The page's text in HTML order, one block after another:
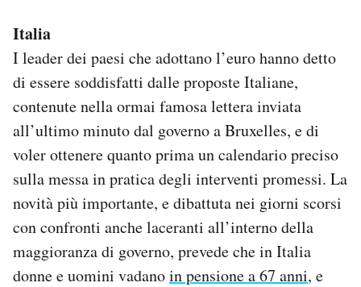
Italia
I leader dei paesi che adottano l’euro hanno detto
di essere soddisfatti dalle proposte Italiane,
contenute nella ormai famosa lettera inviata
all’ultimo minuto dal governo a Bruxelles, e di
voler ottenere quanto prima un calendario preciso
sulla messa in pratica degli interventi promessi. La
novità più importante, e dibattuta nei giorni scorsi
con confronti anche laceranti all’interno della
maggioranza di governo, prevede che in Italia
donne e uomini vadanoin pensione a 67 anni, e